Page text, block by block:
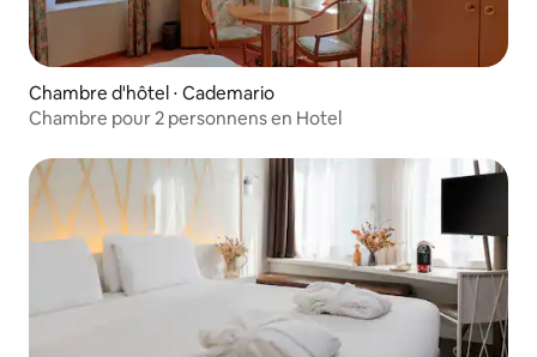
Chambre d'hôtel ⋅ Cademario
Chambre pour 2 personnens en Hotel